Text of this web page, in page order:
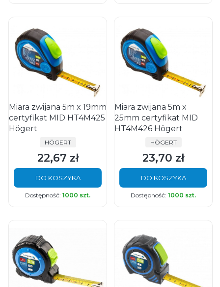
Miara zwijana 5m x 19mm
certyfikat MID HT4M425
Högert
PRODUCENT
HÖGERT
Cena
22,67 zł
DO KOSZYKA
Dostępność: 1000 szt.
Miara zwijana 5m x
25mm certyfikat MID
HT4M426 Högert
PRODUCENT
HÖGERT
Cena
23,70 zł
DO KOSZYKA
Dostępność: 1000 szt.